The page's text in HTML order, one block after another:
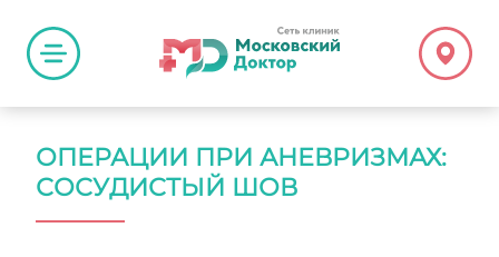
ОПЕРАЦИИ ПРИ АНЕВРИЗМАХ:
СОСУДИСТЫЙ ШОВ